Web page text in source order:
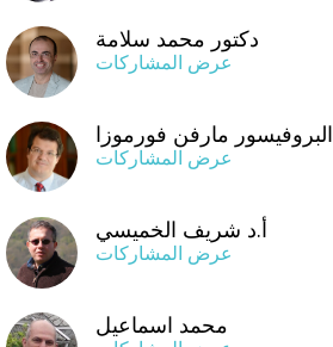
دكتور محمد سلامة
عرض المشاركات
البروفيسور مارفن فورموزا
عرض المشاركات
أ.د شريف الخميسي
عرض المشاركات
محمد اسماعيل